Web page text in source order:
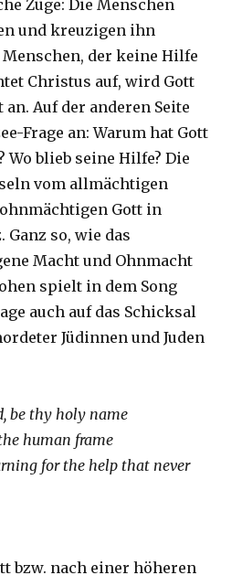
Züge: Die Menschen
und kreuzigen ihn
der keine Hilfe
Christus auf, wird Gott
Auf der anderen Seite
Frage an: Warum hat Gott
blieb seine Hilfe? Die
vom allmächtigen
Gott in
Ganz so, wie das
Macht und Ohnmacht
spielt in dem Song
auch auf das Schicksal
Jüdinnen und Juden
be thy holy name
human frame
for the help that never
bzw. nach einer höheren